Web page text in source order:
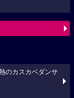
のカスカベダンサ